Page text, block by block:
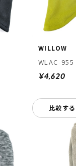
WILLOW
WLAC-955
¥4,620
比較する